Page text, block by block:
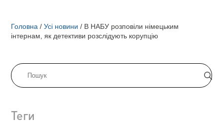
Головна / Усі новини / В НАБУ розповіли німецьким
інтернам, як детективи розслідують корупцію
Теги